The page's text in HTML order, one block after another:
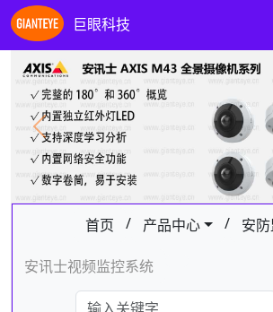
巨眼科技
Previous
首页 / 产品中心 / 安
安讯士视频监控系统